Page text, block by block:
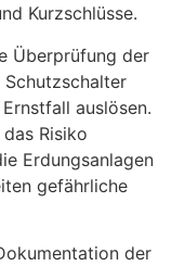
Kurzschlüsse.
Überprüfung der
Schutzschalter
auslösen.
Risiko
Erdungsanlagen
gefährliche
der